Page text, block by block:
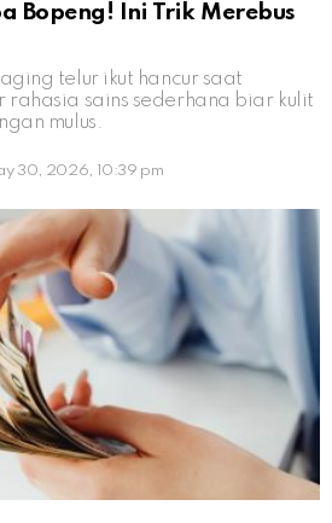
Bopeng! Ini Trik Merebus
telur ikut hancur saat
rahasia sains sederhana biar kulit
mulus.
30, 2026, 10:39 pm